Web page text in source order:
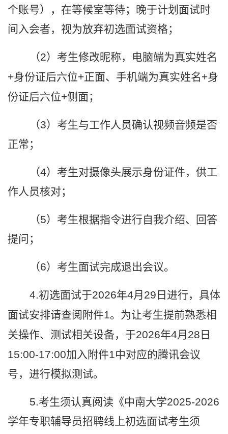
个账号），在等候室等待；晚于计划面试时
间入会者，视为放弃初选面试资格；
（2）考生修改昵称，电脑端为真实姓名
+身份证后六位+正面、手机端为真实姓名+身
份证后六位+侧面；
（3）考生与工作人员确认视频音频是否
正常；
（4）考生对摄像头展示身份证件，供工
作人员核对；
（5）考生根据指令进行自我介绍、回答
提问；
（6）考生面试完成退出会议。
4. 初选面试于2026年4月 29 日进行，具体
面试安排请查阅附件1 。为让考生提前熟悉相
关操作、测试相关设备，于2026年4月 28 日
15:00-17:00加入附件1 中对应的腾讯会议
号，进行模拟测试。
5. 考生须认真阅读《中南大学2025-2026
学年专职辅导员招聘线上初选面试考生须